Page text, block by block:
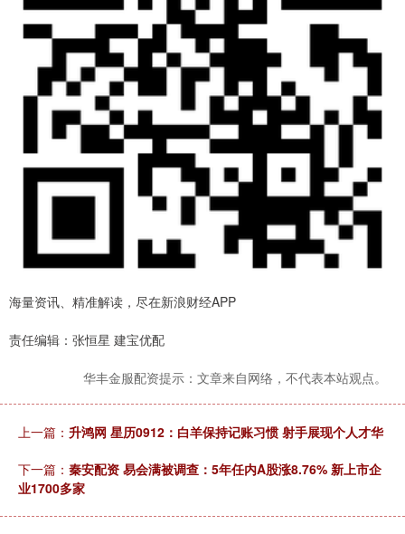
海量资讯、精准解读，尽在新浪财经APP
责任编辑：张恒星 建宝优配
华丰金服配资提示：文章来自网络，不代表本站观点。
上一篇： 升鸿网 星历0912：白羊保持记账习惯 射手展现个人才华
下一篇： 秦安配资 易会满被调查：5年任内A股涨8.76% 新上市企
业1700多家